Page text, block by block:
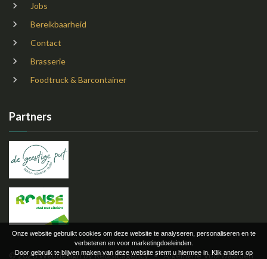
Onze website gebruikt cookies om deze website te analyseren, personaliseren en te
verbeteren en voor marketingdoeleinden.
Door gebruik te blijven maken van deze website stemt u hiermee in. Klik anders op
Jobs
Bereikbaarheid
Contact
Brasserie
Foodtruck & Barcontainer
Partners
©2026Webdesign byRedBit.agency•Algemene Voorwaarden